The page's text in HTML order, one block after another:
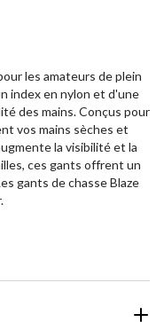
les amateurs de plein
index en nylon et d'une
des mains. Conçus pour
vos mains sèches et
la visibilité et la
ces gants offrent un
gants de chasse Blaze